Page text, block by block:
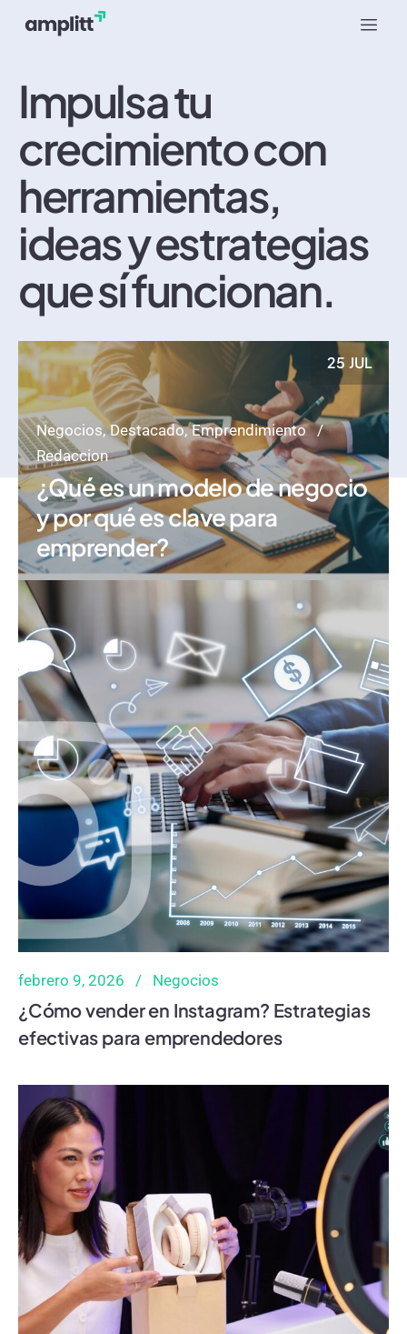
Impulsa tu
crecimiento con
herramientas,
ideas y estrategias
que sí funcionan.
25 JUL
Negocios Destacado Emprendimiento
Redaccion
¿Qué es un modelo de negocio
y por qué es clave para
emprender?
febrero 9, 2026 Negocios
¿Cómo vender en Instagram? Estrategias
efectivas para emprendedores